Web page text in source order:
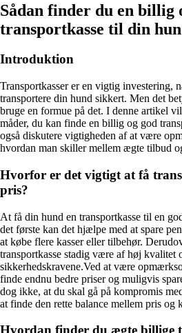
Sådan finder du en billig
transportkasse til din
Introduktion
Transportkasser er en vigtig investering,
transportere din hund sikkert. Men det
bruge en formue på det. I denne artikel
måder, du kan finde en billig og god
også diskutere vigtigheden af at være
hvordan man skiller mellem ægte tilbud
Hvorfor er det vigtigt at få
pris?
At få din hund en transportkasse til en
det første kan det hjælpe med at spare
at købe flere kasser eller tilbehør.
transportkasse stadig være af høj kvalitet
sikkerhedskravene.Ved at være
finde endnu bedre priser og muligvis
dog ikke, at du skal gå på kompromis
at finde den rette balance mellem pris og
Hvordan finder du ægte billige